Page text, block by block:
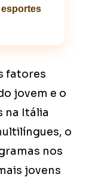
fatores
jovem e o
na Itália
o
nos
jovens